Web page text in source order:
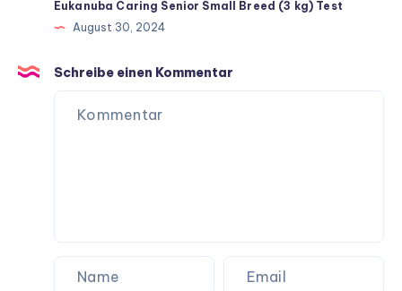
Eukanuba Caring Senior Small Breed (3 kg) Test
August 30, 2024
Schreibe einen Kommentar